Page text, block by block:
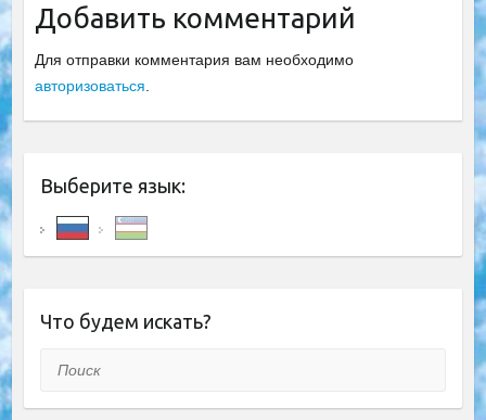
Добавить комментарий
Для отправки комментария вам необходимо
авторизоваться
Выберите язык:
Что будем искать?
Поиск